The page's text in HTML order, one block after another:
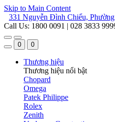
Skip to Main Content
331 Nguyễn Đình Chiểu,
Call Us: 1800 0091 | 028 3833
0 0
Thương hiệu
Thương hiệu nổi bật
Chopard
Omega
Patek Philippe
Rolex
Zenith